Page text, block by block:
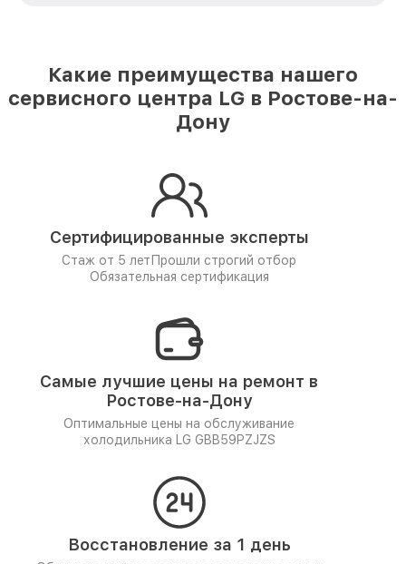
Какие преимущества нашего
сервисного центра LG в Ростове-на-
Дону
Сертифицированные эксперты
Стаж от 5 лет Прошли строгий отбор
Обязательная сертификация
Самые лучшие цены на ремонт в
Ростове-на-Дону
Оптимальные цены на обслуживание
холодильника LG GBB59PZJZS
Восстановление за 1 день